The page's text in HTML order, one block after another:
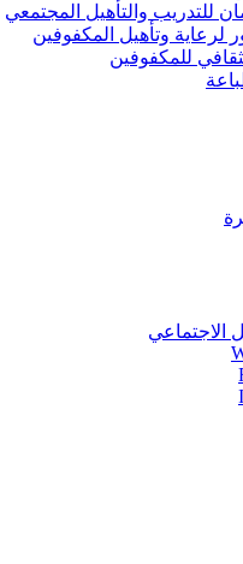
للتدريب والتأهيل المجتمعي
لرعاية وتأهيل المكفوفين
للمكفوفين
الاجتماعي